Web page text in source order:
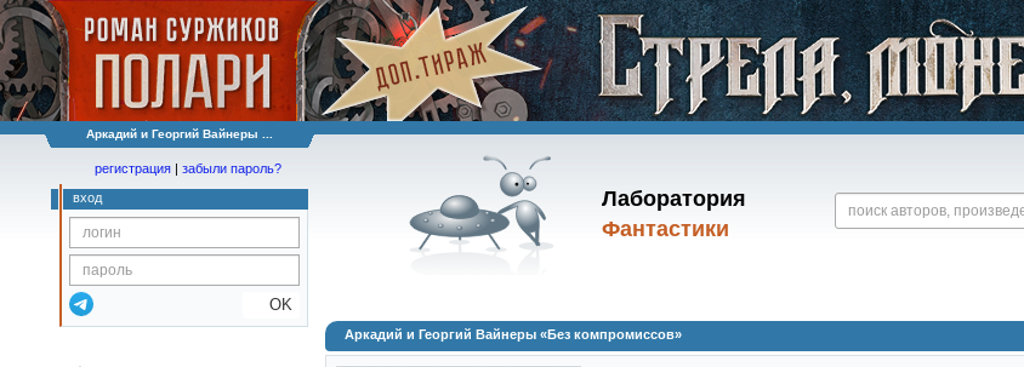
Аркадий и Георгий Вайнеры ...
Лаборатория
Фантастики
регистрация | забыли пароль?
вход
OK
Аркадий и Георгий Вайнеры «Без компромиссов»